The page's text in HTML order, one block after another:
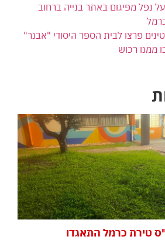
נפל מפיגום באתר בנייה ברחוב
פרצו לבית הספר היסודי "אבנר"
ממנו רכוש
טירת כרמל התאגדו